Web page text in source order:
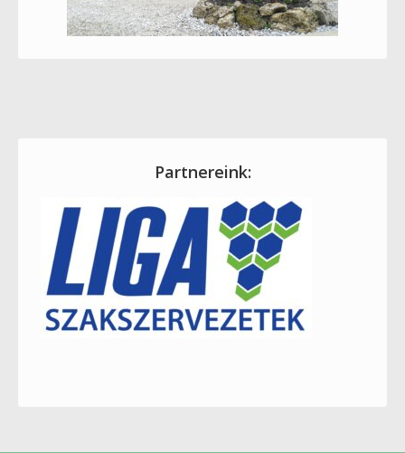
Partnereink: